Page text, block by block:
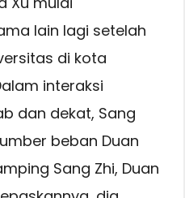
lain lagi setelah
di kota
interaksi
dan dekat, Sang
beban Duan
Sang Zhi, Duan